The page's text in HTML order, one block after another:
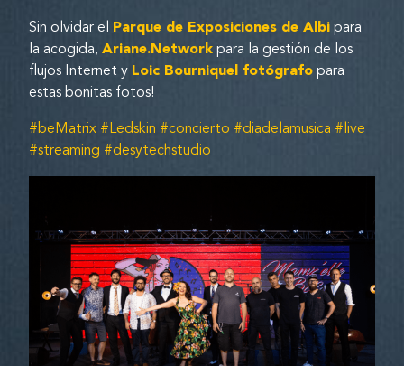
Sin olvidar el Parque de Exposiciones de Albi para
la acogida, Ariane.Network para la gestión de los
flujos Internet y Loic Bourniquel fotógrafo para
estas bonitas fotos!
#beMatrix #Ledskin #concierto #diadelamusica #live
#streaming #desytechstudio